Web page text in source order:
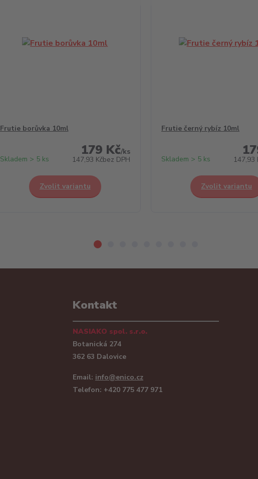
Frutie borůvka 10ml
179 Kč/ks
147,93 Kčbez DPH
Skladem > 5 ks
Zvolit variantu
Frutie černý rybíz 10ml
147,93
Skladem > 5 ks
Zvolit variantu
Kontakt
NASIAKO spol. s.r.o.
Botanická 274
362 63 Dalovice
Email: info@enico.cz
Telefon: +420 775 477 971